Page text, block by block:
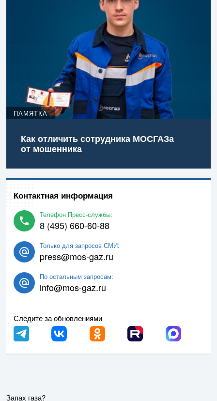
ПАМЯТКА
Как отличить сотрудника МОСГАЗа
от мошенника
Контактная информация
Телефон Пресс-службы:
8 (495) 660-60-88
Только для запросов СМИ:
press@mos-gaz.ru
По остальным запросам:
info@mos-gaz.ru
Следите за обновлениями
Запах газа?